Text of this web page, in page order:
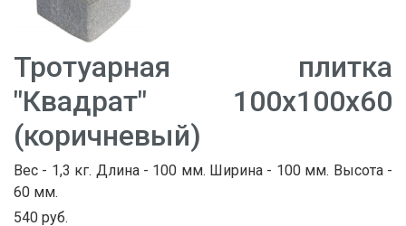
Тротуарная плитка
"Квадрат" 100х100х60
(коричневый)
Вес - 1,3 кг. Длина - 100 мм. Ширина - 100 мм. Высота -
60 мм.
540 руб.